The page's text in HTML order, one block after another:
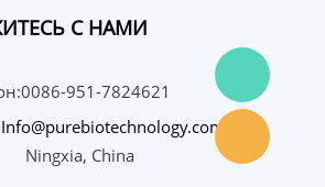
С НАМИ
951-7824621
Info@purebiotechnology.com
Ningxia, China